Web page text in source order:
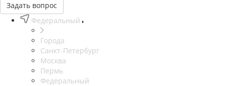
Задать вопрос
Федеральный
Города
Санкт-Петербург
Москва
Пермь
Федеральный